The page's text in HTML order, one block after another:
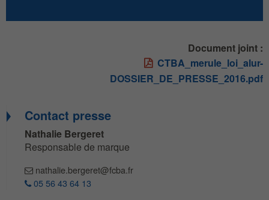
Document joint :
CTBA_merule_loi_alur-
DOSSIER_DE_PRESSE_2016.pdf
Contact presse
Nathalie Bergeret
Responsable de marque
nathalie.bergeret@fcba.fr
05 56 43 64 13